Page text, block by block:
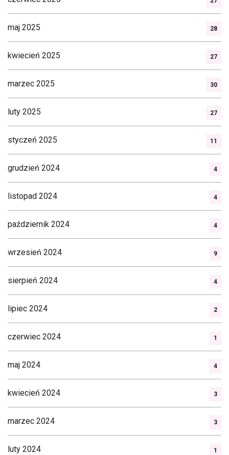
maj 2025 28
kwiecień 2025 27
marzec 2025 30
luty 2025 27
styczeń 2025 11
grudzień 2024 4
listopad 2024 4
październik 2024 4
wrzesień 2024 9
sierpień 2024 4
lipiec 2024 2
czerwiec 2024 1
maj 2024 4
kwiecień 2024 3
marzec 2024 3
luty 2024 1